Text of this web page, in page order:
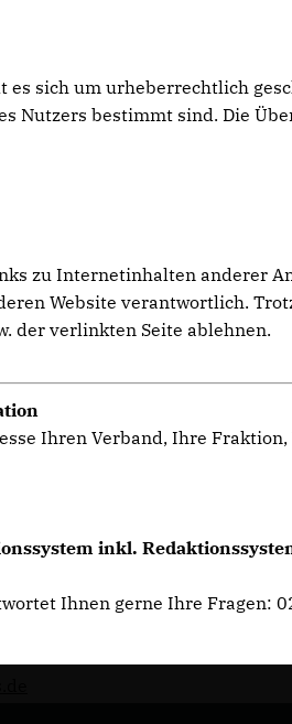
sich um urheberrechtlich
Nutzers bestimmt sind. Die
zu Internetinhalten anderer
Website verantwortlich.
der verlinkten Seite ablehnen.
Ihren Verband, Ihre
inkl.
Ihnen gerne Ihre Fragen: